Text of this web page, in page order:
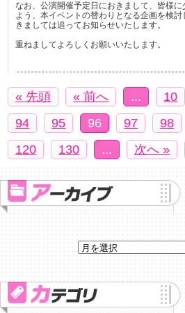
なお、公演開催予定日におきまして、皆様
よう、本イベントの替わりとなる企画を検
きましては追ってお知らせいたします。
重ねましてよろしくお願いいたします。
« 先頭 « 前へ ... 10
94
95 96 97 98
120
130 ... 次へ »